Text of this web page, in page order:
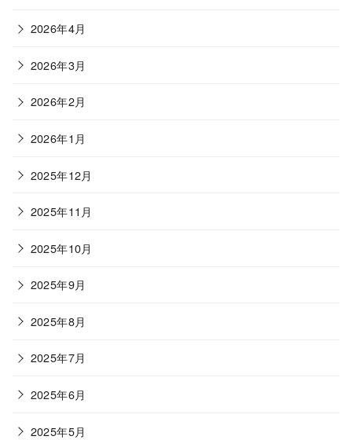
2026年4月
2026年3月
2026年2月
2026年1月
2025年12月
2025年11月
2025年10月
2025年9月
2025年8月
2025年7月
2025年6月
2025年5月